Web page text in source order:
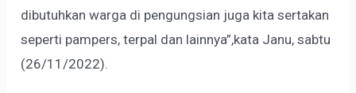
dibutuhkan warga di pengungsian juga kita sertakan
seperti pampers, terpal dan lainnya”,kata Janu, sabtu
(26/11/2022).